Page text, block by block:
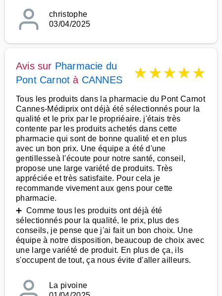
christophe
03/04/2025
Avis sur Pharmacie du
Pont Carnot à CANNES ★★★★★
Tous les produits dans la pharmacie du Pont Carnot
Cannes-Médiprix ont déjà été sélectionnés pour la
qualité et le prix par le propriéaire. j'étais très
contente par les produits achetés dans cette
pharmacie qui sont de bonne qualité et en plus
avec un bon prix. Une équipe a été d'une
gentillesseà l'écoute pour notre santé, conseil,
propose une large variété de produits. Très
appréciée et très satisfaite. Pour cela je
recommande vivement aux gens pour cette
pharmacie.
➕ Comme tous les produits ont déjà été
sélectionnés pour la qualité, le prix, plus des
conseils, je pense que j'ai fait un bon choix. Une
équipe à notre disposition, beaucoup de choix avec
une large variété de produit. En plus de ça, ils
s'occupent de tout, ça nous évite d'aller ailleurs.
La pivoine